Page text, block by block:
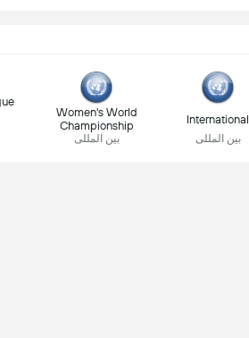
International
بین المللی
Women's World
Championship
بین المللی